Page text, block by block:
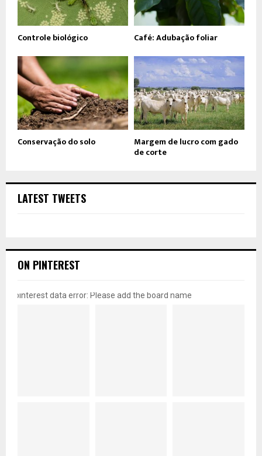
Controle biológico Café: Adubação foliar
Conservação do solo Margem de lucro com gado
de corte
LATEST TWEETS
ON PINTEREST
pinterest data error: Please add the board name